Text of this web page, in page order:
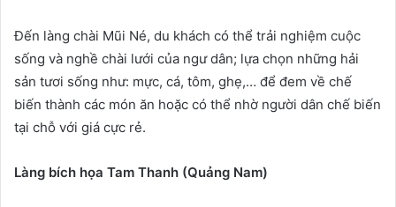
Đến làng chài Mũi Né, du khách có thể trải nghiệm cuộc
sống và nghề chài lưới của ngư dân; lựa chọn những hải
sản tươi sống như: mực, cá, tôm, ghẹ,… để đem về chế
biến thành các món ăn hoặc có thể nhờ người dân chế biến
tại chỗ với giá cực rẻ.
Làng bích họa Tam Thanh (Quảng Nam)